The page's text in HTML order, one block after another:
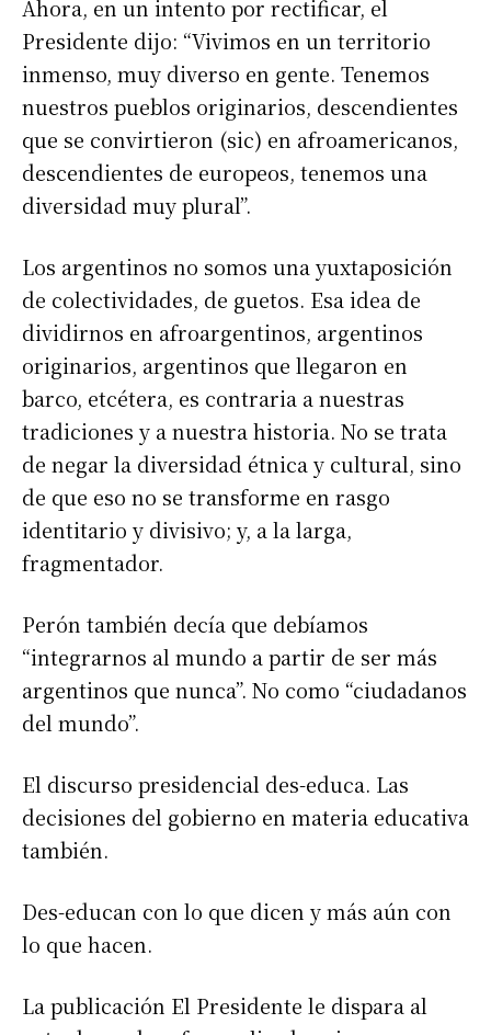
Ahora, en un intento por rectificar, el
Presidente dijo: “Vivimos en un territorio
inmenso, muy diverso en gente. Tenemos
nuestros pueblos originarios, descendientes
que se convirtieron (sic) en afroamericanos,
descendientes de europeos, tenemos una
diversidad muy plural”.
Los argentinos no somos una yuxtaposición
de colectividades, de guetos. Esa idea de
dividirnos en afroargentinos, argentinos
originarios, argentinos que llegaron en
barco, etcétera, es contraria a nuestras
tradiciones y a nuestra historia. No se trata
de negar la diversidad étnica y cultural, sino
de que eso no se transforme en rasgo
identitario y divisivo; y, a la larga,
fragmentador.
Perón también decía que debíamos
“integrarnos al mundo a partir de ser más
argentinos que nunca”. No como “ciudadanos
del mundo”.
El discurso presidencial des-educa. Las
decisiones del gobierno en materia educativa
también.
Des-educan con lo que dicen y más aún con
lo que hacen.
La publicación El Presidente le dispara al